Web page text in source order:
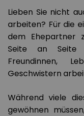
Lieben Sie nicht
arbeiten? Für die
dem Ehepartner
Seite an Seite
Freundinnen,
Geschwistern
Während viele
gewöhnen